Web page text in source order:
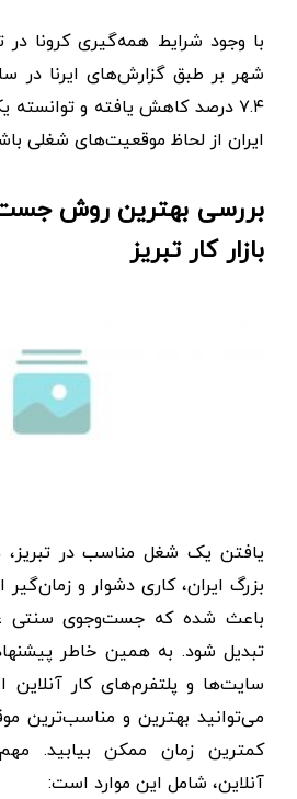
با وجود شرایط همه‌گیری کرونا در
۷.۴ درصد کاهش یافته و
ایران از لحاظ موقعیت‌های شغلی
بررسی بهترین روش
بازار کار تبریز
یافتن یک شغل مناسب در تبریز،
بزرگ ایران، کاری دشوار و
باعث شده که جست‌وجوی سنتی
تبدیل شود. به همین خاطر
سایت‌ها و پلتفرم‌های کار
می‌توانید بهترین و مناسب‌ترین
کمترین زمان ممکن بیابید.
آنلاین، شامل این موارد است: